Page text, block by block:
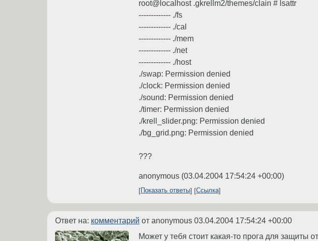
root@localhost .gkrellm2/themes/clain # lsattr
------------- ./fs
------------- ./cal
------------- ./mem
------------- ./net
------------- ./host
./swap: Permission denied
./clock: Permission denied
./sound: Permission denied
./timer: Permission denied
./krell_slider.png: Permission denied
./bg_grid.png: Permission denied
???
anonymous (03.04.2004 17:54:24 +00:00)
Показать ответы Ссылка
Ответ на: комментарий от anonymous 03.04.2004 17:54:24 +00:00
Может у тебя стоит какая-то прога для защиты